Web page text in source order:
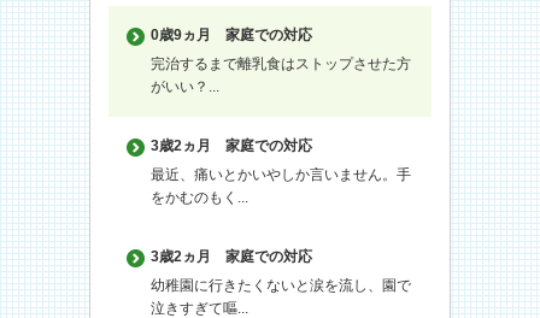
0歳9ヵ月
家庭での対応
完治するまで離乳食はストップさせた方
がいい？...
3歳2ヵ月
家庭での対応
最近、痛いとかいやしか言いません。手
をかむのもく...
3歳2ヵ月
家庭での対応
幼稚園に行きたくないと涙を流し、園で
泣きすぎて嘔...